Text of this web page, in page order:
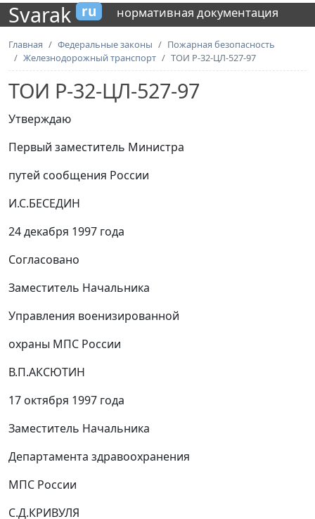
Svarak ru нормативная документация
Главная Федеральные законы
Пожарная безопасность
Железнодорожный транспорт
ТОИ Р-32-ЦЛ-527-97
ТОИ Р-32-ЦЛ-527-97
Утверждаю
Первый заместитель Министра
путей сообщения России
И.С.БЕСЕДИН
24 декабря 1997 года
Согласовано
Заместитель Начальника
Управления военизированной
охраны МПС России
В.П.АКСЮТИН
17 октября 1997 года
Заместитель Начальника
Департамента здравоохранения
МПС России
С.Д.КРИВУЛЯ